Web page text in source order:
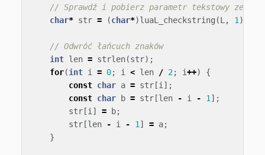
// Sprawdź i pobierz parametr tekstowy ze
char* str = (char*)luaL_checkstring (L , 1 );
// Odwróć łańcuch znaków
int len = strlen(str);
for(int i = 0; i < len / 2; i++)
{
const char a = str [i ];
const char b = str [len - i - 1 ];
str [i ] = b;
str [len - i - 1 ] = a;
}